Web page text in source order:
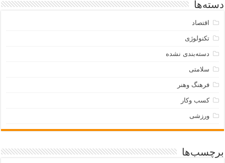
دسته‌ها
اقتصاد
تکنولوژی
دسته‌بندی نشده
سلامتی
فرهنگ وهنر
کسب وکار
ورزشی
برچسب‌ها